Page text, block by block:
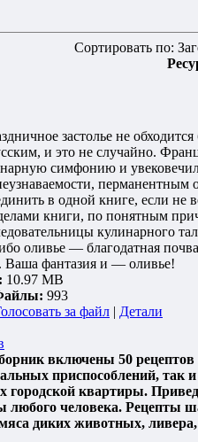
Сортировать по:
застолье не
и это не случайно.
симфонию и
в одной книге, если не
книги, по понятным
кулинарного
оливье — благодатная
Ваша фантазия и — оливье!
10.97 MB
993
за файл | Детали
включены 50
приспособлений, так
городской квартиры.
любого человека.
диких животных,